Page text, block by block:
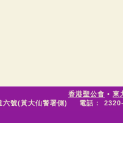
香港聖公會 • 東
六號(黃大仙警署側) 電話：